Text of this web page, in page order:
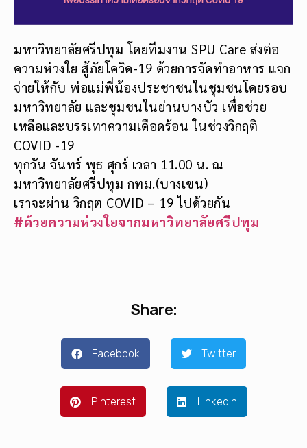
มหาวิทยาลัยศรีปทุม โดยทีมงาน SPU Care ส่งต่อ
ความห่วงใย สู้ภัยโควิด-19 ด้วยการจัดทำอาหาร แจก
จ่ายให้กับ พ่อแม่พี่น้องประชาชนในชุมชนโดยรอบ
มหาวิทยาลัย และชุมชนในย่านบางบัว เพื่อช่วย
เหลือและบรรเทาความเดือดร้อน ในช่วงวิกฤติ
COVID -19
ทุกวัน จันทร์ พุธ ศุกร์ เวลา 11.00 น. ณ
มหาวิทยาลัยศรีปทุม กทม.(บางเขน)
เราจะผ่าน วิกฤต COVID – 19 ไปด้วยกัน
#ด้วยความห่วงใยจากมหาวิทยาลัยศรีปทุม
Share:
Facebook Twitter
Pinterest LinkedIn